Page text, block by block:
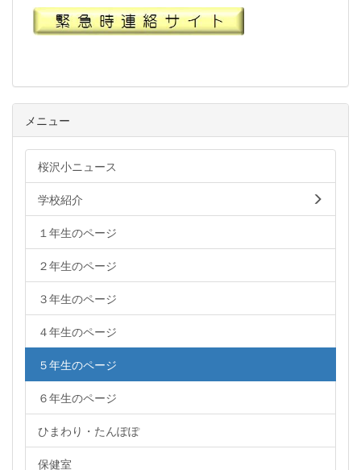
メニュー
桜沢小ニュース
学校紹介
１年生のページ
２年生のページ
３年生のページ
４年生のページ
５年生のページ
６年生のページ
ひまわり・たんぽぽ
保健室